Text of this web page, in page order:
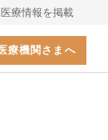
療情報を掲載
療機関さまへ